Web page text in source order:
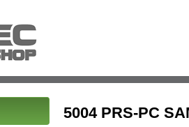
5004 PRS-PC